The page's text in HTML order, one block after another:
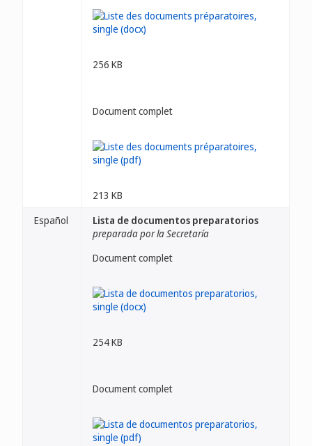
256 KB
Document complet
213 KB
Español
Lista de documentos preparatorios
preparada por la Secretaría
Document complet
254 KB
Document complet